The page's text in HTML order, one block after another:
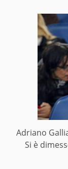
Adriano
Si è